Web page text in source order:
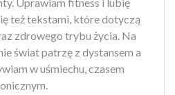
też tekstami, które dotyczą
zdrowego trybu życia. Na
świat patrzę z dystansem a
w uśmiechu, czasem